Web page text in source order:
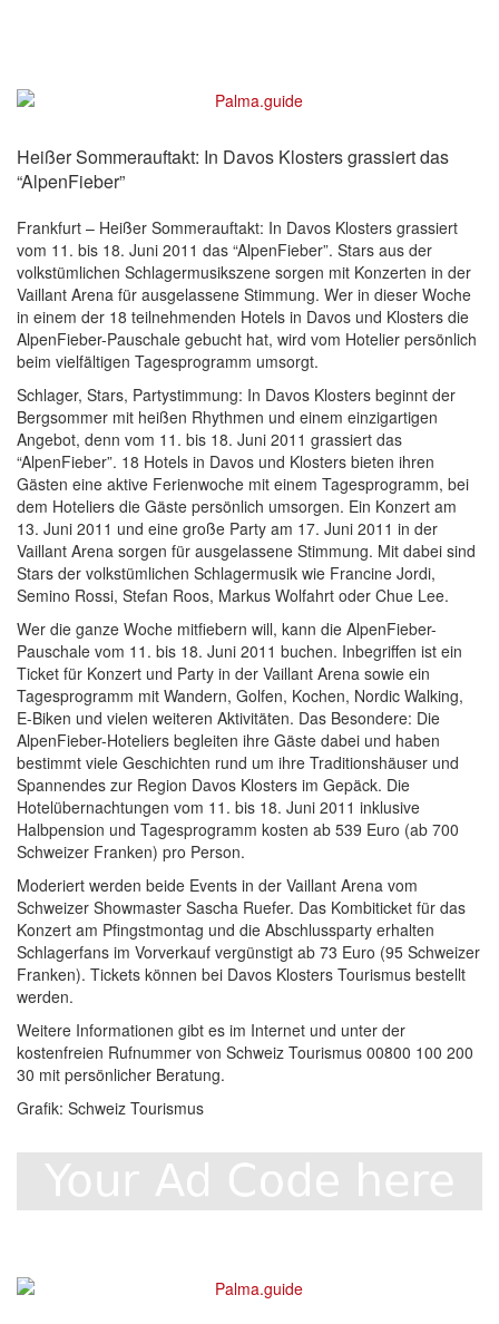
Heißer Sommerauftakt: In Davos Klosters grassiert das
“AlpenFieber”
Frankfurt – Heißer Sommerauftakt: In Davos Klosters grassiert
vom 11. bis 18. Juni 2011 das “AlpenFieber”. Stars aus der
volkstümlichen Schlagermusikszene sorgen mit Konzerten in der
Vaillant Arena für ausgelassene Stimmung. Wer in dieser Woche
in einem der 18 teilnehmenden Hotels in Davos und Klosters die
AlpenFieber-Pauschale gebucht hat, wird vom Hotelier persönlich
beim vielfältigen Tagesprogramm umsorgt.
Schlager, Stars, Partystimmung: In Davos Klosters beginnt der
Bergsommer mit heißen Rhythmen und einem einzigartigen
Angebot, denn vom 11. bis 18. Juni 2011 grassiert das
“AlpenFieber”. 18 Hotels in Davos und Klosters bieten ihren
Gästen eine aktive Ferienwoche mit einem Tagesprogramm, bei
dem Hoteliers die Gäste persönlich umsorgen. Ein Konzert am
13. Juni 2011 und eine große Party am 17. Juni 2011 in der
Vaillant Arena sorgen für ausgelassene Stimmung. Mit dabei sind
Stars der volkstümlichen Schlagermusik wie Francine Jordi,
Semino Rossi, Stefan Roos, Markus Wolfahrt oder Chue Lee.
Wer die ganze Woche mitfiebern will, kann die AlpenFieber-
Pauschale vom 11. bis 18. Juni 2011 buchen. Inbegriffen ist ein
Ticket für Konzert und Party in der Vaillant Arena sowie ein
Tagesprogramm mit Wandern, Golfen, Kochen, Nordic Walking,
E-Biken und vielen weiteren Aktivitäten. Das Besondere: Die
AlpenFieber-Hoteliers begleiten ihre Gäste dabei und haben
bestimmt viele Geschichten rund um ihre Traditionshäuser und
Spannendes zur Region Davos Klosters im Gepäck. Die
Hotelübernachtungen vom 11. bis 18. Juni 2011 inklusive
Halbpension und Tagesprogramm kosten ab 539 Euro (ab 700
Schweizer Franken) pro Person.
Moderiert werden beide Events in der Vaillant Arena vom
Schweizer Showmaster Sascha Ruefer. Das Kombiticket für das
Konzert am Pfingstmontag und die Abschlussparty erhalten
Schlagerfans im Vorverkauf vergünstigt ab 73 Euro (95 Schweizer
Franken). Tickets können bei Davos Klosters Tourismus bestellt
werden.
Weitere Informationen gibt es im Internet und unter der
kostenfreien Rufnummer von Schweiz Tourismus 00800 100 200
30 mit persönlicher Beratung.
Grafik: Schweiz Tourismus